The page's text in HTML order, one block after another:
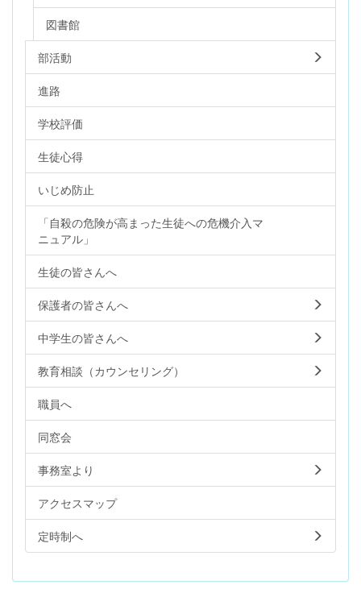
図書館
部活動
進路
学校評価
生徒心得
いじめ防止
「自殺の危険が高まった生徒への危機介入マ
ニュアル」
生徒の皆さんへ
保護者の皆さんへ
中学生の皆さんへ
教育相談（カウンセリング）
職員へ
同窓会
事務室より
アクセスマップ
定時制へ